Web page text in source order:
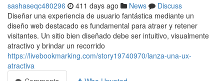
sashaseqc480296 411 days ago News
Discuss
Diseñar una experiencia de usuario fantástica mediante un
diseño web destacado es fundamental para atraer y retener
visitantes. Un sitio bien diseñado debe ser intuitivo, visualmente
atractivo y brindar un recorrido
https://livebookmarking.com/story19740970/lanza-una-ux-
atractiva